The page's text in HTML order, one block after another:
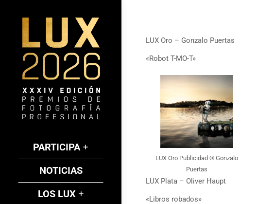
PARTICIPA
NOTICIAS
LOS LUX
LUX Oro – Gonzalo Puertas
«Robot T-MO-T»
LUX Oro Publicidad © Gonzalo
Puertas
LUX Plata – Oliver Haupt
«Libros robados»